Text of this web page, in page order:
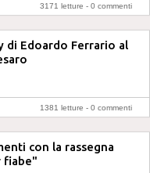
3171 letture - 0 commenti
di Edoardo Ferrario al
1381 letture - 0 commenti
con la rassegna
fiabe"